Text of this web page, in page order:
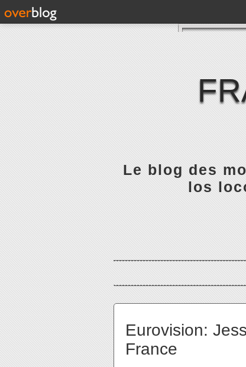
Le blog des
los
Eurovision:
France